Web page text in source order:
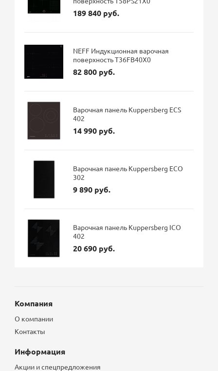
189 840 руб.
NEFF Индукционная варочная
поверхность T36FB40X0
82 800 руб.
Варочная панель Kuppersberg ECS
402
14 990 руб.
Варочная панель Kuppersberg ECO
302
9 890 руб.
Варочная панель Kuppersberg ICO
402
20 690 руб.
Компания
О компании
Контакты
Информация
Акции и спецпредложения